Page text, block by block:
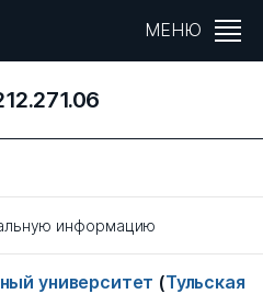
МЕНЮ
информацию
университет (Тульская